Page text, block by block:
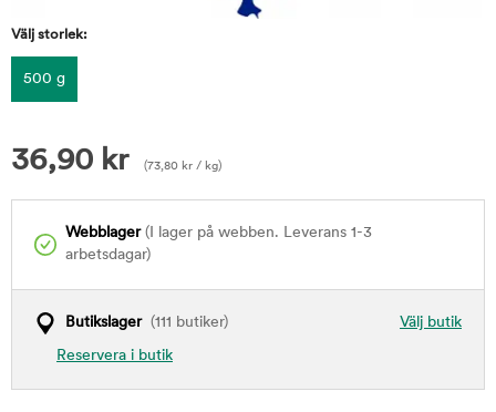
Välj storlek:
500 g
36,90 kr (73,80 kr / kg)
Webblager(I lager på webben. Leverans 1-3
arbetsdagar)
Välj butik
Butikslager(111 butiker)
Reservera i butik